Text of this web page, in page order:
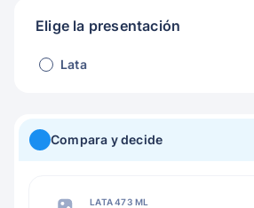
Elige la presentación
Lata
Compara y decide
LATA 473 ML